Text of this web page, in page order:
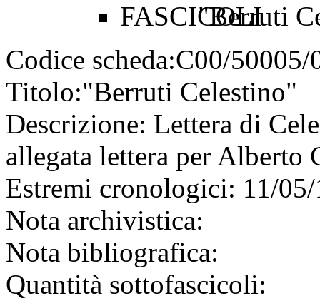
"Berruti
Codice scheda:C00/50005/
Titolo:"Berruti Celestino"
Descrizione: Lettera di
allegata lettera per Alberto
Estremi cronologici: 11/
Nota archivistica:
Nota bibliografica:
Quantità sottofascicoli: